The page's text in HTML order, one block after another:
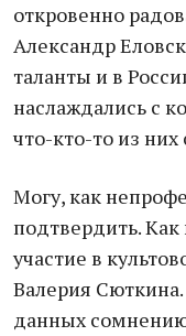
откровенно
Александр
таланты и в
наслаждались с
что-кто-то из
Могу, как
подтвердить.
участие в
Валерия
данных